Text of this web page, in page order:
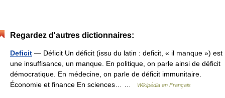
Regardez d'autres dictionnaires:
Deficit — Déficit Un déficit (issu du latin : deficit, « il manque ») est
une insuffisance, un manque. En politique, on parle ainsi de déficit
démocratique. En médecine, on parle de déficit immunitaire.
Économie et finance En sciences… …
Wikipédia en Français